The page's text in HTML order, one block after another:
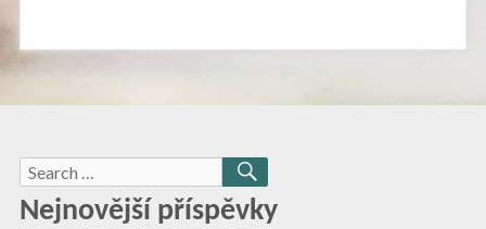
Search
for:
SEARCH
Nejnovější příspěvky